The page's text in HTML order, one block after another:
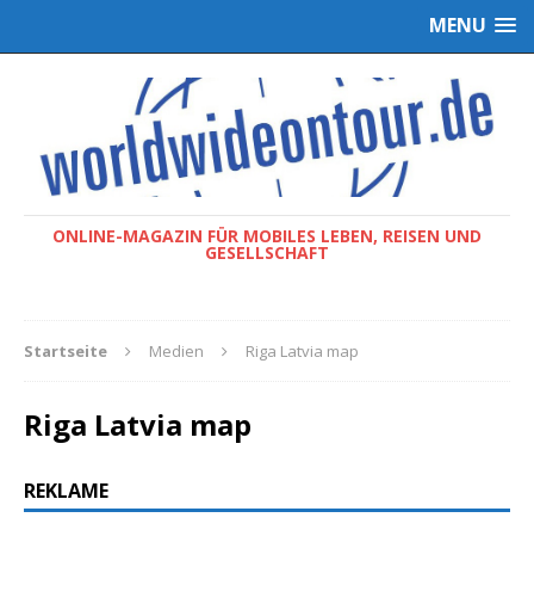
MENU
ONLINE-MAGAZIN FÜR MOBILES LEBEN, REISEN UND
GESELLSCHAFT
Startseite Medien Riga Latvia map
Riga Latvia map
REKLAME